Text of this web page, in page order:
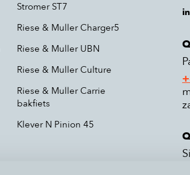
Stromer ST7
Riese & Muller Charger5
Riese & Muller UBN
Riese & Muller Culture
Riese & Muller Carrie
bakfiets
Klever N Pinion 45